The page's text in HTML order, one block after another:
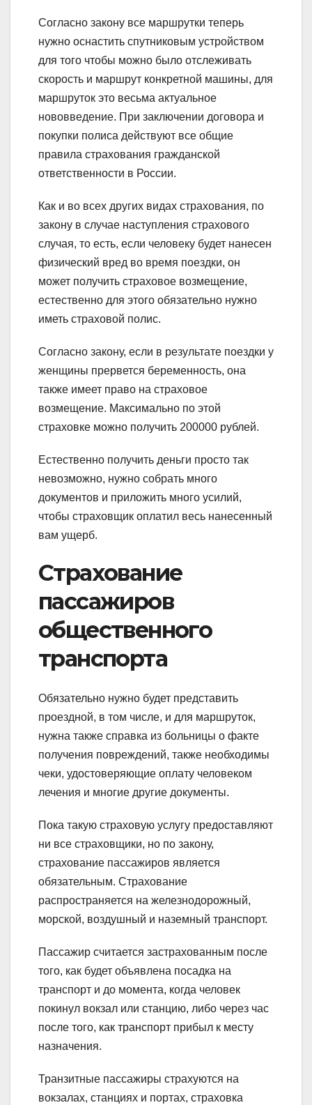
Согласно закону все маршрутки теперь
нужно оснастить спутниковым устройством
для того чтобы можно было отслеживать
скорость и маршрут конкретной машины, для
маршруток это весьма актуальное
нововведение. При заключении договора и
покупки полиса действуют все общие
правила страхования гражданской
ответственности в России.
Как и во всех других видах страхования, по
закону в случае наступления страхового
случая, то есть, если человеку будет нанесен
физический вред во время поездки, он
может получить страховое возмещение,
естественно для этого обязательно нужно
иметь страховой полис.
Согласно закону, если в результате поездки у
женщины прервется беременность, она
также имеет право на страховое
возмещение. Максимально по этой
страховке можно получить 200000 рублей.
Естественно получить деньги просто так
невозможно, нужно собрать много
документов и приложить много усилий,
чтобы страховщик оплатил весь нанесенный
вам ущерб.
Страхование
пассажиров
общественного
транспорта
Обязательно нужно будет представить
проездной, в том числе, и для маршруток,
нужна также справка из больницы о факте
получения повреждений, также необходимы
чеки, удостоверяющие оплату человеком
лечения и многие другие документы.
Пока такую страховую услугу предоставляют
ни все страховщики, но по закону,
страхование пассажиров является
обязательным. Страхование
распространяется на железнодорожный,
морской, воздушный и наземный транспорт.
Пассажир считается застрахованным после
того, как будет объявлена посадка на
транспорт и до момента, когда человек
покинул вокзал или станцию, либо через час
после того, как транспорт прибыл к месту
назначения.
Транзитные пассажиры страхуются на
вокзалах, станциях и портах, страховка